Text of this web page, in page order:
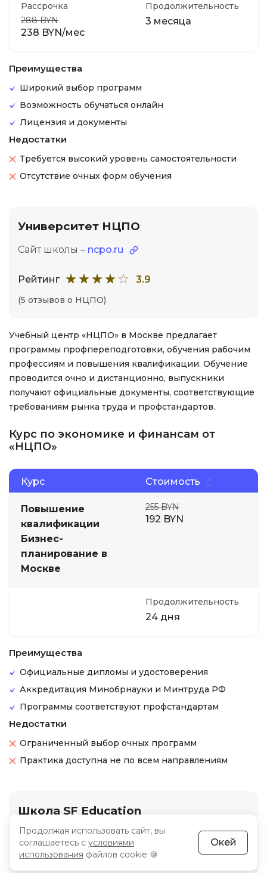
Рассрочка
288 BYN
238 BYN/мес
Продолжительность
3 месяца
Преимущества
Широкий выбор программ
Возможность обучаться онлайн
Лицензия и документы
Недостатки
Требуется высокий уровень самостоятельности
Отсутствие очных форм обучения
Университет НЦПО
Сайт школы – ncpo.ru
Рейтинг 3.9
(5 отзывов о НЦПО)
Учебный центр «НЦПО» в Москве предлагает
программы профпереподготовки, обучения рабочим
профессиям и повышения квалификации. Обучение
проводится очно и дистанционно, выпускники
получают официальные документы, соответствующие
требованиям рынка труда и профстандартов.
Курс по экономике и финансам от
«НЦПО»
Курс Стоимость
Повышение
квалификации
Бизнес-
планирование в
Москве
255 BYN
192 BYN
Продолжительность
24 дня
Преимущества
Официальные дипломы и удостоверения
Аккредитация Минобрнауки и Минтруда РФ
Программы соответствуют профстандартам
Недостатки
Ограниченный выбор очных программ
Практика доступна не по всем направлениям
Школа SF Education
Сайт школы –sf.education
Продолжая использовать сайт, вы
соглашаетесь с условиями
использования файлов cookie 🍪
Окей